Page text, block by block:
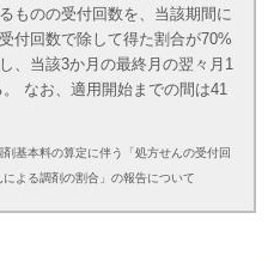
ものの受付回数を、当該期間に
付回数で除して得た割合が70%
、当該3か月の最終月の翌々月1
なお、適用開始までの間は41
基本料の算定に伴う「処方せんの受付回
よる調剤の割合」の報告について